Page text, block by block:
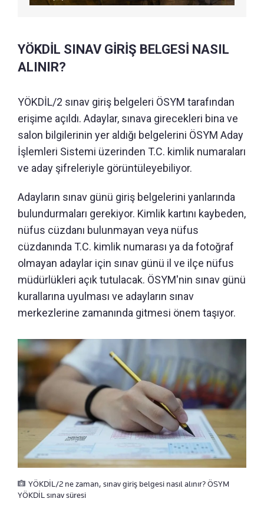
YÖKDİL SINAV GİRİŞ BELGESİ NASIL
ALINIR?
YÖKDİL/2 sınav giriş belgeleri ÖSYM tarafından
erişime açıldı. Adaylar, sınava girecekleri bina ve
salon bilgilerinin yer aldığı belgelerini ÖSYM Aday
İşlemleri Sistemi üzerinden T.C. kimlik numaraları
ve aday şifreleriyle görüntüleyebiliyor.
Adayların sınav günü giriş belgelerini yanlarında
bulundurmaları gerekiyor. Kimlik kartını kaybeden,
nüfus cüzdanı bulunmayan veya nüfus
cüzdanında T.C. kimlik numarası ya da fotoğraf
olmayan adaylar için sınav günü il ve ilçe nüfus
müdürlükleri açık tutulacak. ÖSYM'nin sınav günü
kurallarına uyulması ve adayların sınav
merkezlerine zamanında gitmesi önem taşıyor.
YÖKDİL/2 ne zaman, sınav giriş belgesi nasıl alınır? ÖSYM
YÖKDİL sınav süresi